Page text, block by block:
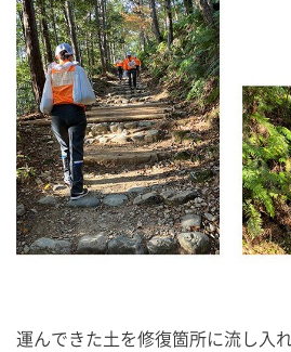
運んできた土を修復箇所に流し入